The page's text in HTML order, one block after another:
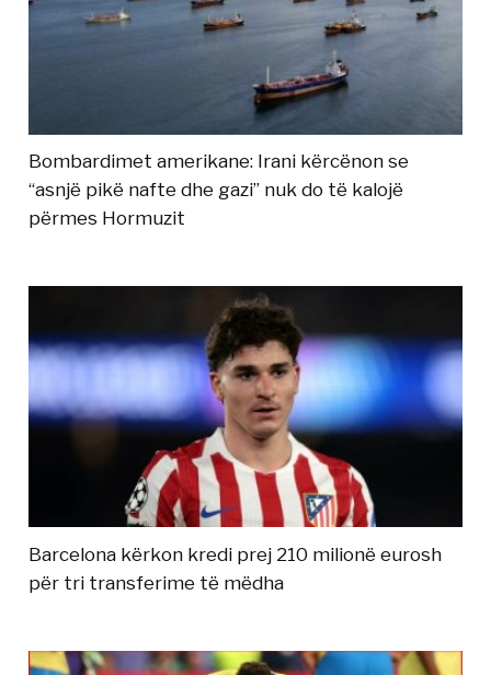
Bombardimet amerikane: Irani kërcënon se
“asnjë pikë nafte dhe gazi” nuk do të kalojë
përmes Hormuzit
Barcelona kërkon kredi prej 210 milionë eurosh
për tri transferime të mëdha